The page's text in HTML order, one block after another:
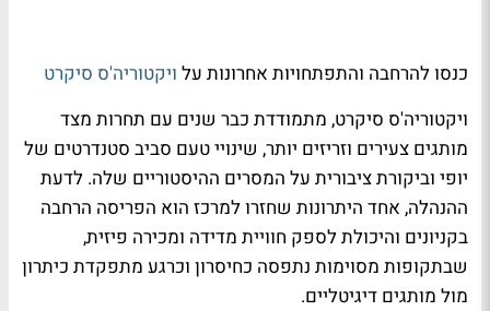
כנסו להרחבה והתפתחויות אחרונות על ויקטוריה'ס סיקרט
ויקטוריה'ס סיקרט, מתמודדת כבר שנים עם תחרות מצד
מותגים צעירים וזריזים יותר, שינויי טעם סביב סטנדרטים של
יופי וביקורת ציבורית על המסרים ההיסטוריים שלה. לדעת
ההנהלה, אחד היתרונות שחזרו למרכז הוא הפריסה הרחבה
בקניונים והיכולת לספק חוויית מדידה ומכירה פיזית,
שבתקופות מסוימות נתפסה כחיסרון וכרגע מתפקדת כיתרון
מול מותגים דיגיטליים.